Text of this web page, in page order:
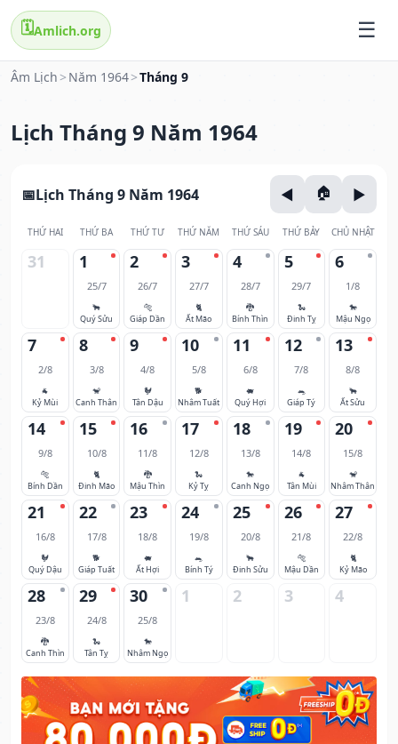
🗓️Amlich.org
Âm Lịch > Năm 1964>Tháng 9
Lịch Tháng 9 Năm 1964
Lịch Tháng 9 Năm 1964
THỨ HAI THỨ BA THỨ TƯ THỨ NĂM THỨ SÁU THỨ BẢY CHỦ NHẬT
31 1
25/7
🐂
Quý Sửu
2
26/7
🐅
Giáp Dần
3
27/7
🐈
Ất Mão
4
28/7
🐉
Bính Thìn
5
29/7
🐍
Đinh Tỵ
6
1/8
🐎
Mậu Ngọ
7
2/8
🐐
Kỷ Mùi
8
3/8
🐒
Canh Thân
9
4/8
🐓
Tân Dậu
10
5/8
🐕
Nhâm Tuất
11
6/8
🐖
Quý Hợi
12
7/8
🐀
Giáp Tý
13
8/8
🐂
Ất Sửu
14
9/8
🐅
Bính Dần
15
10/8
🐈
Đinh Mão
16
11/8
🐉
Mậu Thìn
17
12/8
🐍
Kỷ Tỵ
18
13/8
🐎
Canh Ngọ
19
14/8
🐐
Tân Mùi
20
15/8
🐒
Nhâm Thân
21
16/8
🐓
Quý Dậu
22
17/8
🐕
Giáp Tuất
23
18/8
🐖
Ất Hợi
24
19/8
🐀
Bính Tý
25
20/8
🐂
Đinh Sửu
26
21/8
🐅
Mậu Dần
27
22/8
🐈
Kỷ Mão
28
23/8
🐉
Canh Thìn
29
24/8
🐍
Tân Tỵ
30
25/8
🐎
Nhâm Ngọ
1 2 3 4